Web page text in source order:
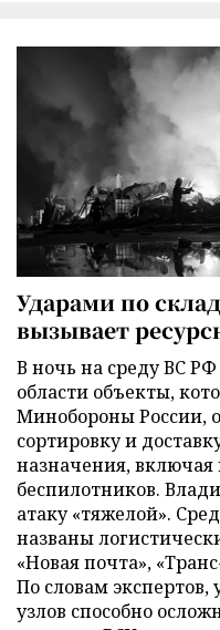
Ударами по
вызывает
В ночь на среду ВС
области объекты,
Минобороны России,
сортировку и
назначения,
беспилотников.
атаку «тяжелой».
названы
«Новая почта»,
По словам
узлов способно